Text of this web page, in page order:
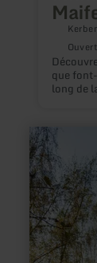
que
long de
en
savoir
plus
sur
Source
flottante
"Wallender
Born"